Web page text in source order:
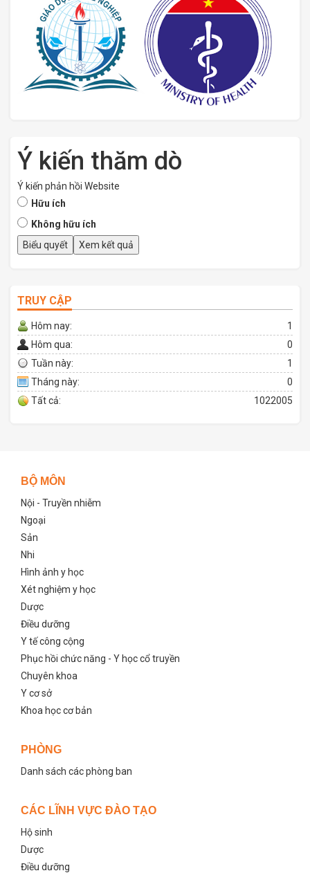
Ý kiến thăm dò
Ý kiến phản hồi Website
Hữu ích
Không hữu ích
TRUY CẬP
Hôm nay:
1
Hôm qua:
0
Tuần này:
1
Tháng này:
0
Tất cả:
1022005
BỘ MÔN
Nội - Truyền nhiễm
Ngoại
Sản
Nhi
Hình ảnh y học
Xét nghiệm y học
Dược
Điều dưỡng
Y tế công cộng
Phục hồi chức năng - Y học cổ truyền
Chuyên khoa
Y cơ sở
Khoa học cơ bản
PHÒNG
Danh sách các phòng ban
CÁC LĨNH VỰC ĐÀO TẠO
Hộ sinh
Dược
Điều dưỡng